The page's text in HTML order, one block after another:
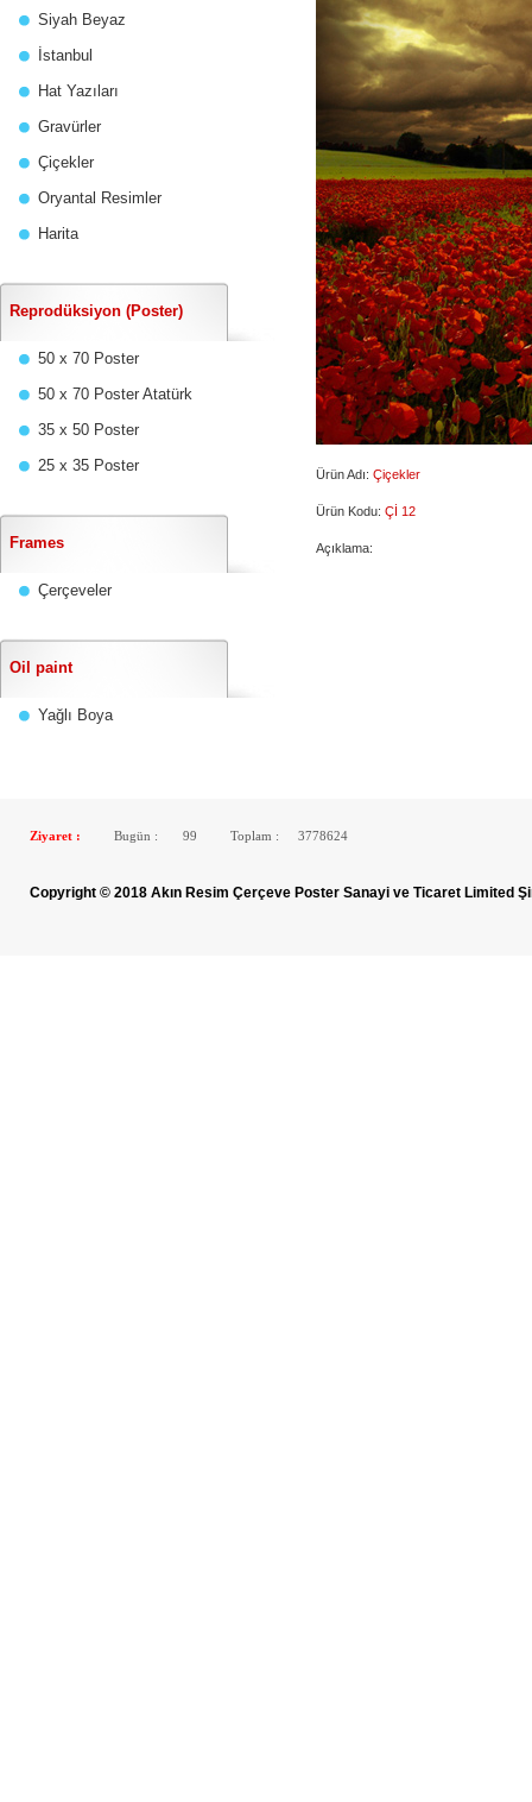
Siyah Beyaz
İstanbul
Hat Yazıları
Gravürler
Çiçekler
Oryantal Resimler
Harita
Reprodüksiyon (Poster)
50 x 70 Poster
50 x 70 Poster Atatürk
35 x 50 Poster
25 x 35 Poster
Frames
Çerçeveler
Oil paint
Yağlı Boya
Ürün Adı: Çiçekler
Ürün Kodu: Çİ 12
Açıklama:
Ziyaret : Bugün : 99 Toplam : 3778624
Copyright © 2018 Akın Resim Çerçeve Poster Sanayi ve Ticaret Limited